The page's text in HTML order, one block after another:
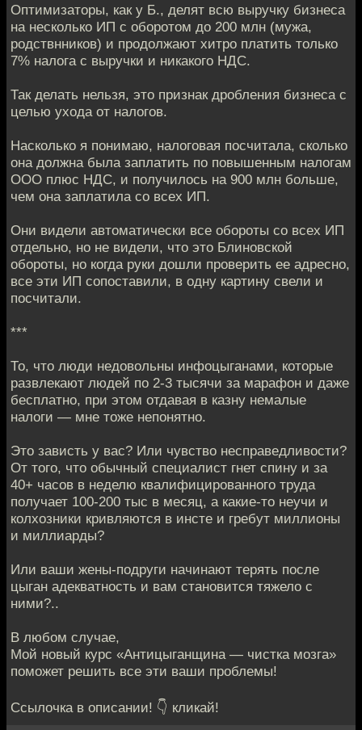
Оптимизаторы, как у Б., делят всю выручку бизнеса
на несколько ИП с оборотом до 200 млн (мужа,
родствнников) и продолжают хитро платить только
7% налога с выручки и никакого НДС.
Так делать нельзя, это признак дробления бизнеса с
целью ухода от налогов.
Насколько я понимаю, налоговая посчитала, сколько
она должна была заплатить по повышенным налогам
ООО плюс НДС, и получилось на 900 млн больше,
чем она заплатила со всех ИП.
Они видели автоматически все обороты со всех ИП
отдельно, но не видели, что это Блиновской
обороты, но когда руки дошли проверить ее адресно,
все эти ИП сопоставили, в одну картину свели и
посчитали.
***
То, что люди недовольны инфоцыганами, которые
развлекают людей по 2-3 тысячи за марафон и даже
бесплатно, при этом отдавая в казну немалые
налоги — мне тоже непонятно.
Это зависть у вас? Или чувство несправедливости?
От того, что обычный специалист гнет спину и за
40+ часов в неделю квалифицированного труда
получает 100-200 тыс в месяц, а какие-то неучи и
колхозники кривляются в инсте и гребут миллионы
и миллиарды?
Или ваши жены-подруги начинают терять после
цыган адекватность и вам становится тяжело с
ними?..
В любом случае,
Мой новый курс «Антицыганщина — чистка мозга»
поможет решить все эти ваши проблемы!
Ссылочка в описании! 👇 кликай!